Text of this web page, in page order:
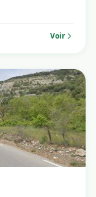
Voir